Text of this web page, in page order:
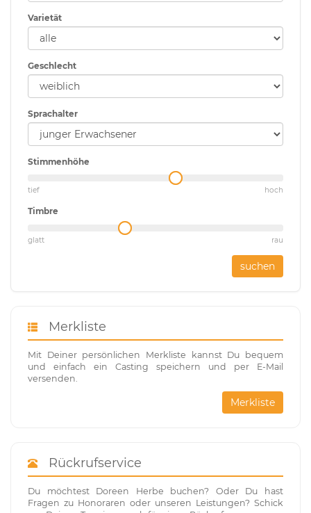
Varietät
Geschlecht
Sprachalter
Stimmenhöhe
tief hoch
Timbre
glatt rau
suchen
Merkliste
Mit Deiner persönlichen Merkliste kannst Du bequem
und einfach ein Casting speichern und per E-Mail
versenden.
Merkliste
Rückrufservice
Du möchtest Doreen Herbe buchen? Oder Du hast
Fragen zu Honoraren oder unseren Leistungen? Schick